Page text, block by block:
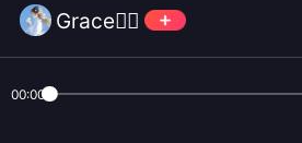
Grace🧜‍♀️
00:00